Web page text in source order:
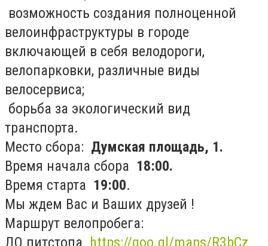
­ возможность создания полноценной
велоинфраструктуры в городе
включающей в себя велодороги,
велопарковки, различные виды
велосервиса;
­ борьба за экологический вид
транспорта.
Место сбора: ­ Думская площадь, 1.
Время начала сбора ­ 18:00.
Время старта ­ 19:00.
Мы ждем Вас и Ваших друзей !
Маршрут велопробега:
ДО пит­стопа ­
https://goo.gl/maps/R3bCz